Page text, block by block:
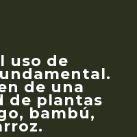
uso de
de una
de plantas
bambú,